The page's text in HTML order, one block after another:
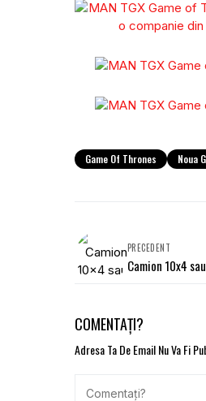
Game Of Thrones Noua
PRECEDENT
Camion 10x4
COMENTAȚI?
Adresa Ta De Email Nu Va Fi